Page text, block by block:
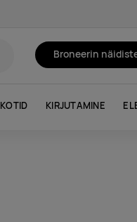
Broneerin
KOTID KIRJUTAMINE